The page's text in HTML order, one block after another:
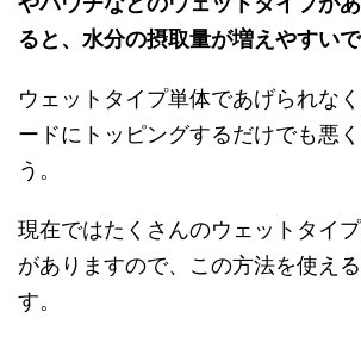
ると、水分の摂取量が増えやすいで
ウェットタイプ単体であげられな
ードにトッピングするだけでも悪
う。
現在ではたくさんのウェットタイ
がありますので、この方法を使え
す。